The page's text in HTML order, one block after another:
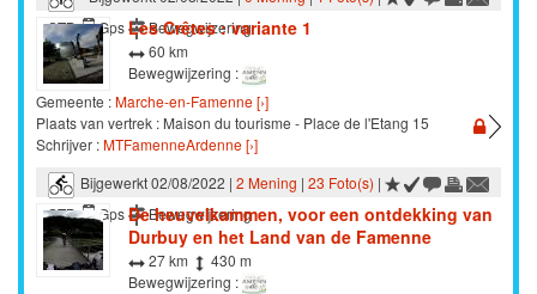
STB
Gps Bewegwijzering
Les Crêtes : variante 1
60 km
Bewegwijzering :
Gemeente :Marche-en-Famenne [›]
Plaats van vertrek : Maison du tourisme - Place de l'Etang 15
Schrijver :MTFamenneArdenne [›]
Bijgewerkt 02/08/2022 | 2 Mening | 23 Foto(s) |
STB
Gps Bewegwijzering
De heuvelkammen, voor een ontdekking van
Durbuy en het Land van de Famenne
27 km
430 m
Bewegwijzering :